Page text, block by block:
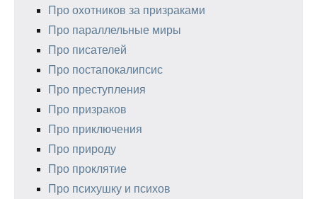
Про охотников за призраками
Про параллельные миры
Про писателей
Про постапокалипсис
Про преступления
Про призраков
Про приключения
Про природу
Про проклятие
Про психушку и психов